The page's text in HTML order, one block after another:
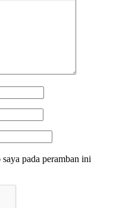
pada peramban ini